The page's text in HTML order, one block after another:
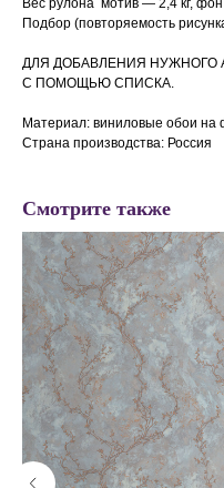
Вес рулона мотив — 2,4 кг,
Подбор (повторяемость
ДЛЯ ДОБАВЛЕНИЯ НУЖНОГО
С ПОМОЩЬЮ СПИСКА.
Материал: виниловые обои на
Страна производства: Россия
Смотрите также